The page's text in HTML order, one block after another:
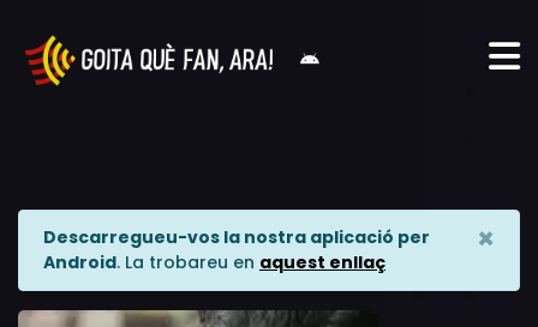
Descarregueu-vos la nostra aplicació per
Android. La trobareu en aquest enllaç
×